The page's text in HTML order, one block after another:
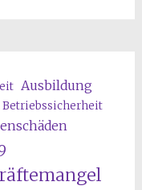
Ausbildung
Betriebssicherheit